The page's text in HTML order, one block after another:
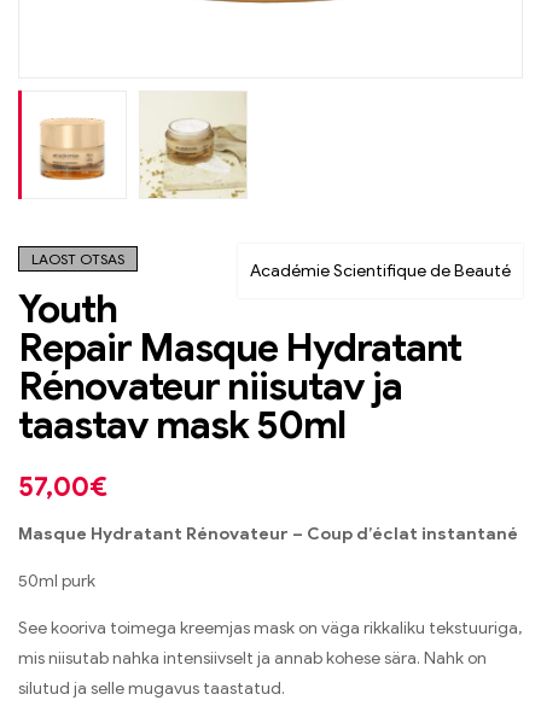
Académie Scientifique de Beauté
LAOST OTSAS
Youth
Repair Masque Hydratant
Rénovateur niisutav ja
taastav mask 50ml
57,00€
Masque Hydratant Rénovateur – Coup d’éclat instantané
50ml purk
See kooriva toimega kreemjas mask on väga rikkaliku tekstuuriga,
mis niisutab nahka intensiivselt ja annab kohese sära. Nahk on
silutud ja selle mugavus taastatud.